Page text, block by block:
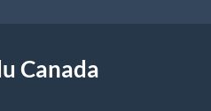
Canada